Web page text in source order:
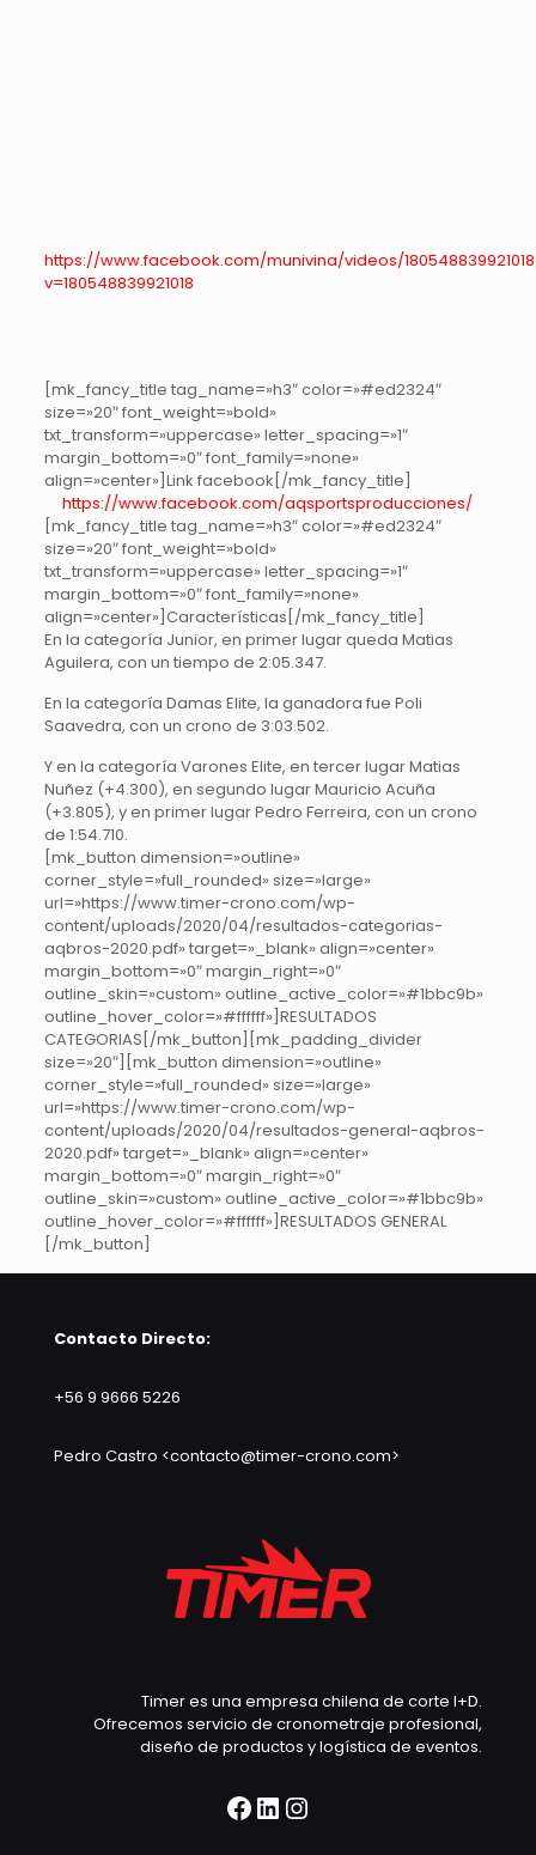
https://www.facebook.com/munivina/videos/
v=180548839921018
[mk_fancy_title tag_name=»h3″ color=»#ed2324″
size=»20″ font_weight=»bold»
txt_transform=»uppercase» letter_spacing=»1″
margin_bottom=»0″ font_family=»none»
align=»center»]Link facebook[/mk_fancy_title]
https://www.facebook.com/aqsportsproducciones/
[mk_fancy_title tag_name=»h3″ color=»#ed2324″
size=»20″ font_weight=»bold»
txt_transform=»uppercase» letter_spacing=»1″
margin_bottom=»0″ font_family=»none»
align=»center»]Características[/mk_fancy_title]
En la categoría Junior, en primer lugar queda Matias
Aguilera, con un tiempo de 2:05.347.
En la categoría Damas Elite, la ganadora fue Poli
Saavedra, con un crono de 3:03.502.
Y en la categoría Varones Elite, en tercer lugar Matias
Nuñez (+4.300), en segundo lugar Mauricio Acuña
(+3.805), y en primer lugar Pedro Ferreira, con un crono
de 1:54.710.
[mk_button dimension=»outline»
corner_style=»full_rounded» size=»large»
url=»https://www.timer-crono.com/wp-
content/uploads/2020/04/resultados-categorias-
aqbros-2020.pdf» target=»_blank» align=»center»
margin_bottom=»0″ margin_right=»0″
outline_skin=»custom» outline_active_color=»#1bbc9b»
outline_hover_color=»#ffffff»]RESULTADOS
CATEGORIAS[/mk_button][mk_padding_divider
size=»20″][mk_button dimension=»outline»
corner_style=»full_rounded» size=»large»
url=»https://www.timer-crono.com/wp-
content/uploads/2020/04/resultados-general-aqbros-
2020.pdf» target=»_blank» align=»center»
margin_bottom=»0″ margin_right=»0″
outline_skin=»custom» outline_active_color=»#1bbc9b»
outline_hover_color=»#ffffff»]RESULTADOS GENERAL
[/mk_button]
Contacto Directo:
+56 9 9666 5226
Pedro Castro <contacto@timer-crono.com>
Timer es una empresa chilena de corte I+D.
Ofrecemos servicio de cronometraje profesional,
diseño de productos y logística de eventos.
Facebook
LinkedIn
Instagram